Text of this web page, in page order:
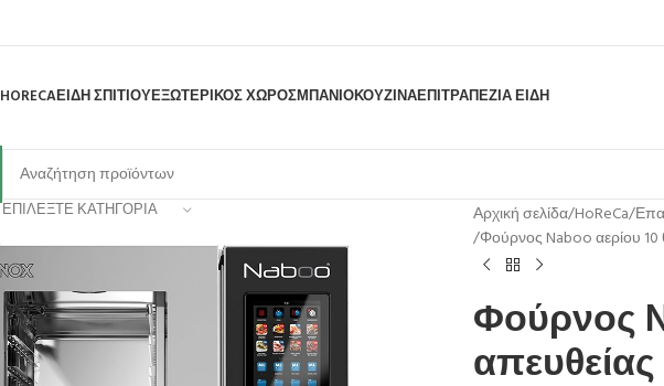
HORECAΕΙΔΗ ΣΠΙΤΙΟΥΕΞΩΤΕΡΙΚΟΣ ΧΩΡΟΣΜΠΆΝΙΟΚΟΥΖΊΝΑΕΠΙΤΡΑΠΈΖΙΑ ΕΊΔΗ
ΕΠΙΛΈΞΤΕ ΚΑΤΗΓΟΡΊΑ
Αρχική σελίδα HoReCa
Φούρνος Naboo αερίου
Φούρνος